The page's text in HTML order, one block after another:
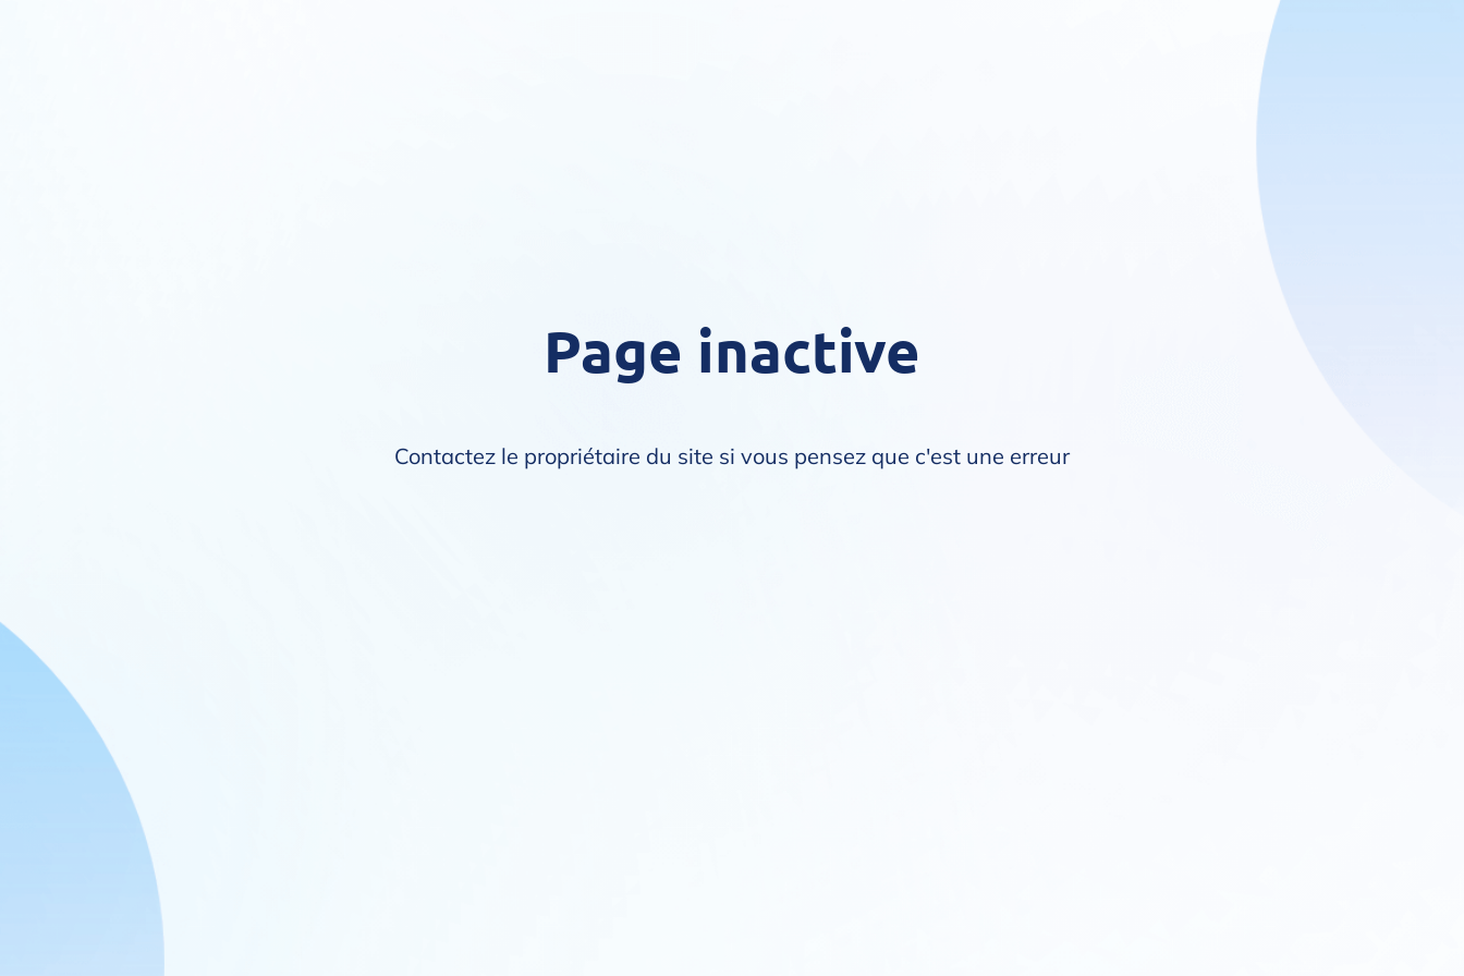
Page inactive
Contactez le propriétaire du site si vous pensez que c'est une erreur